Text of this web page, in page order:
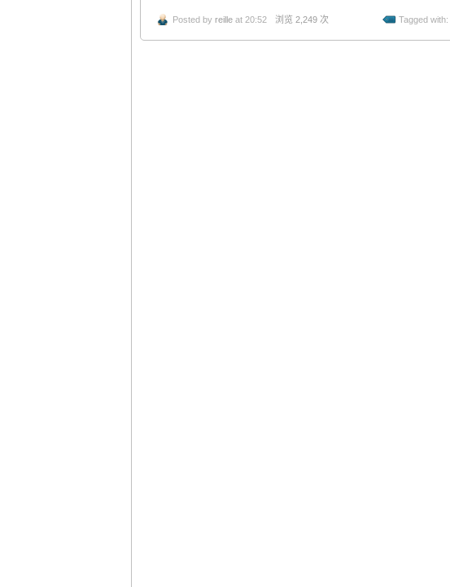
Posted by reille at 20:52 浏览 2,249 次 Tagged with: